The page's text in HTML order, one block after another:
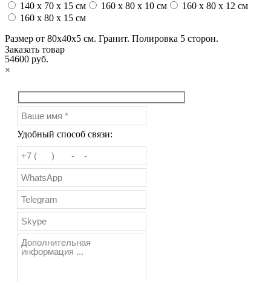
140 x 70 x 15 см
160 x 80 x 10 см
160 x 80 x 12 см
160 x 80 x 15 см
Размер от 80х40х5 см. Гранит. Полировка 5 сторон.
54600 руб.
Заказать товар
×
Удобный способ связи: